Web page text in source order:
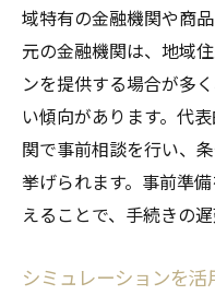
域特有の金融機関や商
元の金融機関は、地域
ンを提供する場合が多
い傾向があります。代
関で事前相談を行い、
挙げられます。事前準
えることで、手続きの遅
シミュレーションを